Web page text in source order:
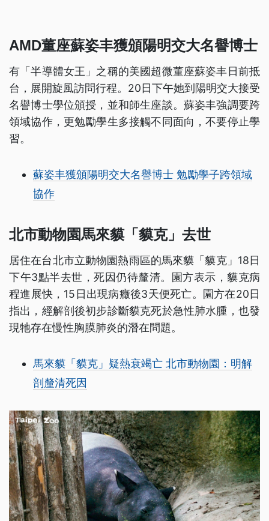
AMD董座蘇姿丰獲頒陽明交大名譽博士
有「半導體女王」之稱的美國超微董座蘇姿丰日前抵
台，展開旋風訪問行程。20日下午她到陽明交大接受
名譽博士學位頒授，並和師生座談。蘇姿丰強調要跨
領域協作，更勉勵學生多接觸不同面向，不要停止學
習。
蘇姿丰獲頒陽明交大名譽博士 勉勵學子跨領域
協作
北市動物園馬來貘「貘克」去世
居住在台北市立動物園熱雨區的馬來貘「貘克」18日
下午3點半去世，死因仍待釐清。園方表示，貘克病
程進展快，15日出現病癥後3天便死亡。園方在20日
指出，經解剖後初步診斷貘克死於急性肺水腫，也發
現牠存在慢性胸膜肺炎的潛在問題。
馬來貘「貘克」疑熱衰竭亡 北市動物園：明解
剖釐清死因